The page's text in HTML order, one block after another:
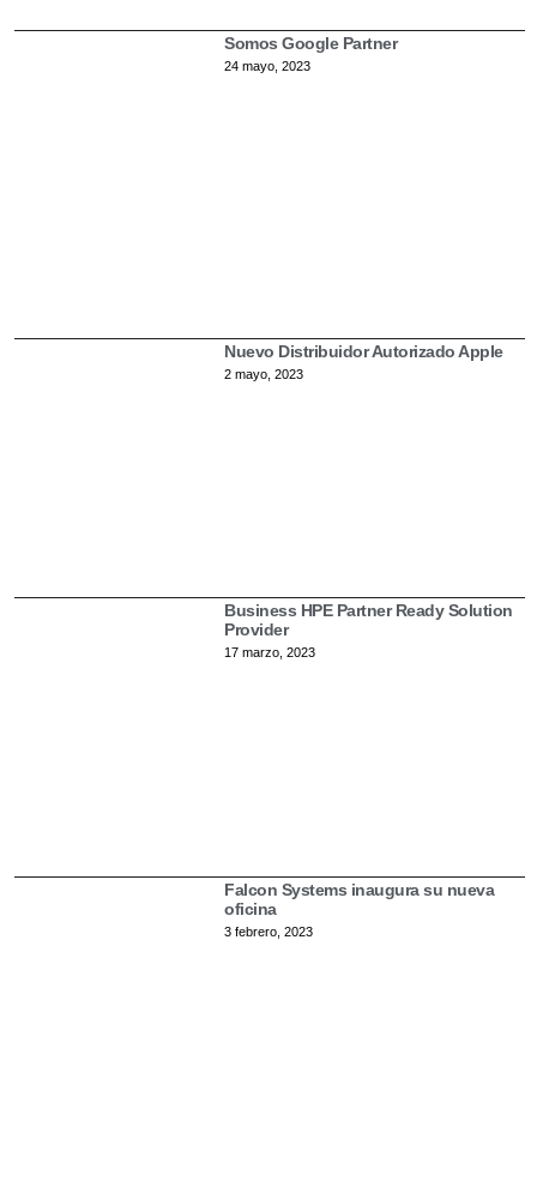
Somos Google Partner
24 mayo, 2023
Nuevo Distribuidor Autorizado Apple
2 mayo, 2023
Business HPE Partner Ready Solution
Provider
17 marzo, 2023
Falcon Systems inaugura su nueva
oficina
3 febrero, 2023